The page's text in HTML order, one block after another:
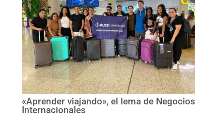
«Aprender viajando», el lema de Negocios
Internacionales